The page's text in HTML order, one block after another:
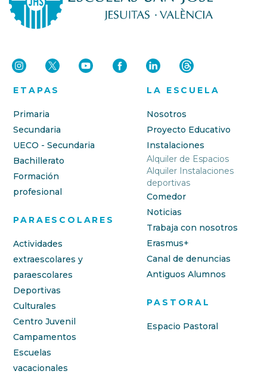
ETAPAS
Primaria
Secundaria
UECO - Secundaria
Bachillerato
Formación
profesional
PARAESCOLARES
Actividades
extraescolares y
paraescolares
Deportivas
Culturales
Centro Juvenil
Campamentos
Escuelas
vacacionales
LA ESCUELA
Nosotros
Proyecto Educativo
Instalaciones
Alquiler de Espacios
Alquiler Instalaciones
deportivas
Comedor
Noticias
Trabaja con nosotros
Erasmus+
Canal de denuncias
Antiguos Alumnos
PASTORAL
Espacio Pastoral